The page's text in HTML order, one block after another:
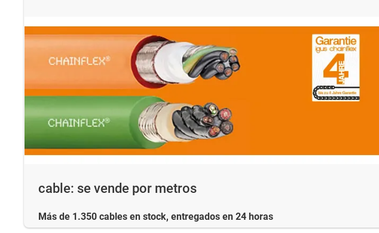
cable: se vende por metros
Más de 1.350 cables en stock, entregados en 24 horas